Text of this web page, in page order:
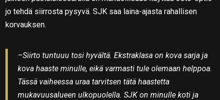
jo tehdä siirrosta pysyvä. SJK saa laina-ajasta rahallisen
korvauksen.
–Siirto tuntuuu tosi hyvältä. Ekstraklasa on kova sarja ja
kova haaste minulle, eikä varmasti tule olemaan helppoa.
Tässä vaiheessa uraa tarvitsen tätä haastetta
mukavuusalueen ulkopuolella. SJK on minulle koti ja